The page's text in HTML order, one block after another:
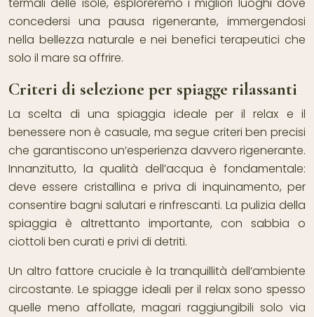
concedersi una pausa rigenerante, immergendosi
nella bellezza naturale e nei benefici terapeutici che
solo il mare sa offrire.
Criteri di selezione per spiagge rilassanti
La scelta di una spiaggia ideale per il relax e il
benessere non è casuale, ma segue criteri ben precisi
che garantiscono un’esperienza davvero rigenerante.
Innanzitutto, la qualità dell’acqua è fondamentale:
deve essere cristallina e priva di inquinamento, per
consentire bagni salutari e rinfrescanti. La pulizia della
spiaggia è altrettanto importante, con sabbia o
ciottoli ben curati e privi di detriti.
Un altro fattore cruciale è la tranquillità dell’ambiente
circostante. Le spiagge ideali per il relax sono spesso
quelle meno affollate, magari raggiungibili solo via